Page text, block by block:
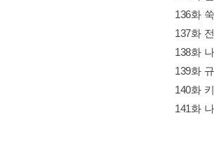
136화
137화
138화
139화
140화
141화